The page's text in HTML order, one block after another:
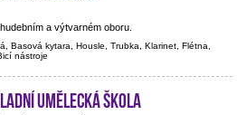
a výtvarném oboru.
Basová kytara, Housle, Trubka, Klarinet, Flétna,
nástroje
umělecká škola